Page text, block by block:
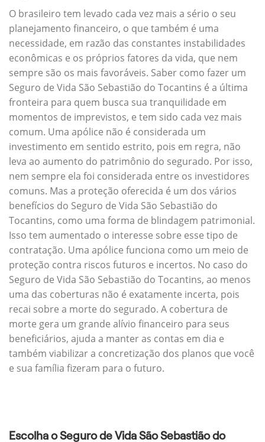
O brasileiro tem levado cada vez mais a sério o seu
planejamento financeiro, o que também é uma
necessidade, em razão das constantes instabilidades
econômicas e os próprios fatores da vida, que nem
sempre são os mais favoráveis. Saber como fazer um
Seguro de Vida São Sebastião do Tocantins é a última
fronteira para quem busca sua tranquilidade em
momentos de imprevistos, e tem sido cada vez mais
comum. Uma apólice não é considerada um
investimento em sentido estrito, pois em regra, não
leva ao aumento do patrimônio do segurado. Por isso,
nem sempre ela foi considerada entre os investidores
comuns. Mas a proteção oferecida é um dos vários
benefícios do Seguro de Vida São Sebastião do
Tocantins, como uma forma de blindagem patrimonial.
Isso tem aumentado o interesse sobre esse tipo de
contratação. Uma apólice funciona como um meio de
proteção contra riscos futuros e incertos. No caso do
Seguro de Vida São Sebastião do Tocantins, ao menos
uma das coberturas não é exatamente incerta, pois
recai sobre a morte do segurado. A cobertura de
morte gera um grande alívio financeiro para seus
beneficiários, ajuda a manter as contas em dia e
também viabilizar a concretização dos planos que você
e sua família fizeram para o futuro.
Escolha o Seguro de Vida São Sebastião do